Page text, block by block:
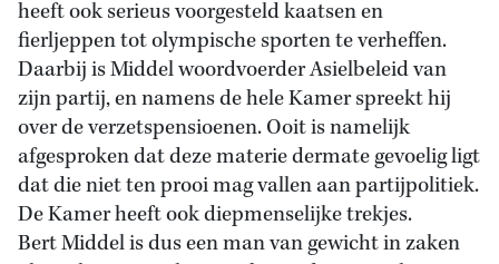
heeft ook serieus voorgesteld kaatsen en
fierljeppen tot olympische sporten te verheffen.
Daarbij is Middel woordvoerder Asielbeleid van
zijn partij, en namens de hele Kamer spreekt hij
over de verzetspensioenen. Ooit is namelijk
afgesproken dat deze materie dermate gevoelig ligt
dat die niet ten prooi mag vallen aan partijpolitiek.
De Kamer heeft ook diepmenselijke trekjes.
Bert Middel is dus een man van gewicht in zaken